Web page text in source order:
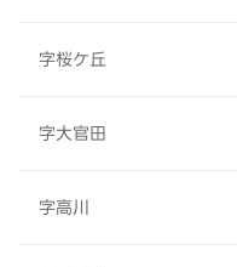
字桜ケ丘
字大官田
字高川